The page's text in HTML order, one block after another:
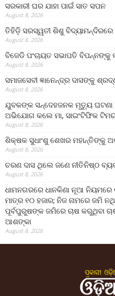
ସରକାରୀ ଘର ଯାହା ପାଇଁ ସାତ ସପନ
August 8, 2026
ତିହିଡି଼ ସରସ୍ୱତୀ ଶିଶୁ ବିଦ୍ୟାମନ୍ଦିରରେ
August 8, 2026
ବିଜେଡି ପଂଚାୟତ ସଭାପତି ବିପନ୍ନଙ୍କୁ
August 8, 2026
ସମାଜସେବୀ ଜ୍ଞାନେନ୍ଦ୍ର ଦାସଙ୍କୁ
August 8, 2026
ଯୁବକଙ୍କ ସନ୍ଦେହଜନକ ମୃତ୍ୟୁ ଘଟଣା
ଅଭିଯୋଗ କଲେ ମା, ସାଇଂଟିଫିକ
August 8, 2026
ଶିକ୍ଷକ ସୁଧାଂଶୁ ଶେଖର ମହାନ୍ତିଙ୍କୁ
August 8, 2026
ଚରଣ ଦାସ ଥିଲେ ଜଣେ ନୀତିନିଷ୍ଠ
August 8, 2026
ଧାମନଗରରେ ଧାନକିଣା ନୂଆ ନିୟମରେ
ମାତ୍ର ୧୦ ହଜାର; ନିଜ ନାମରେ ଜମି
ପୂର୍ବପୁରୁଷଙ୍କ ଜମିରେ ଚାଷ କରୁଥିବା
ଆଶଙ୍କା
August 8, 2026